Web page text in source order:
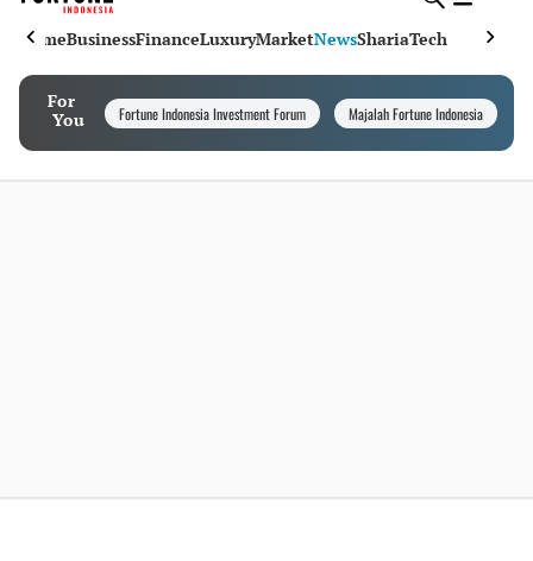
HomeBusinessFinanceLuxuryMarketNewsShariaTech
For
You
Fortune Indonesia Investment Forum Majalah Fortune Indonesia